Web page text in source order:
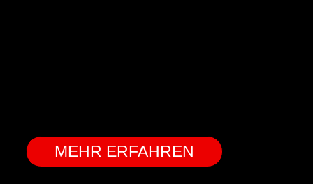
MEHR ERFAHREN